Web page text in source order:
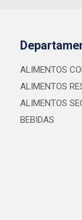
ALIMENTOS
ALIMENTOS
ALIMENTOS
BEBIDAS